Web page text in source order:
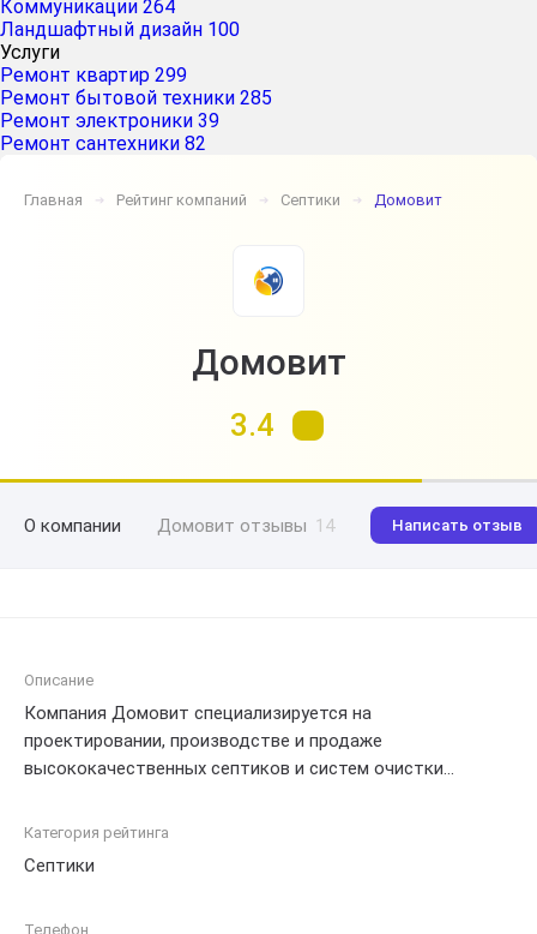
Коммуникации 264
Ландшафтный дизайн 100
Услуги
Ремонт квартир 299
Ремонт бытовой техники 285
Ремонт электроники 39
Ремонт сантехники 82
Главная ➔ Рейтинг компаний ➔ Септики ➔ Домовит
Домовит
3.4
О компании Домовит отзывы 14 Написать отзыв
Описание
Компания Домовит специализируется на
проектировании, производстве и продаже
высококачественных септиков и систем очистки
моделей различной вместимости и конфигурации, а
ремонта. Домовит предлагает своим клиентам
Категория рейтинга
Септики
Телефон